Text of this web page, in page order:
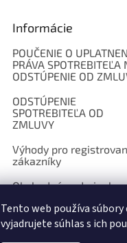
Tento web používa
vyjadrujete súhlas s ich
Informácie
POUČENIE O
PRÁVA SPOTREBITEĽA
ODSTÚPENIE OD
ODSTÚPENIE
SPOTREBITEĽA OD
ZMLUVY
Výhody pro
zákazníky
Obchodné podmienky
Kontakt